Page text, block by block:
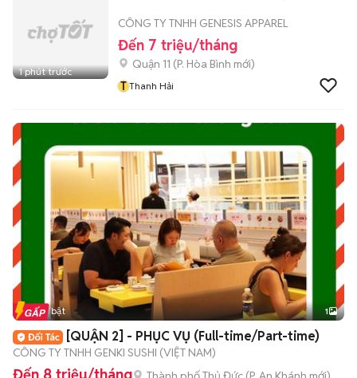
1 phút trước
CÔNG TY TNHH GENESIS APPAREL
Đến 7 triệu/tháng
Quận 11 (P. Hòa Bình mới)
T Thanh Hải
Tin nổi bật 1
[QUẬN 2] - PHỤC VỤ (Full-time/Part-time)
CÔNG TY TNHH GENKI SUSHI (VIỆT NAM)